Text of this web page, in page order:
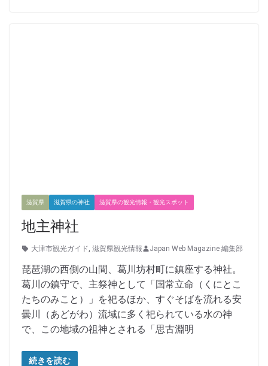
滋賀県 滋賀県の神社 滋賀県の観光情報・観光スポット
地主神社
大津市観光ガイド, 滋賀県観光情報 Japan Web Magazine 編集部
琵琶湖の西側の山間、葛川坊村町に鎮座する神社。
葛川の鎮守で、主祭神として「国常立命（くにとこ
たちのみこと）」を祀るほか、すぐそばを流れる安
曇川（あどがわ）流域に多く祀られている水の神
で、この地域の祖神とされる「思古淵明
続きを読む